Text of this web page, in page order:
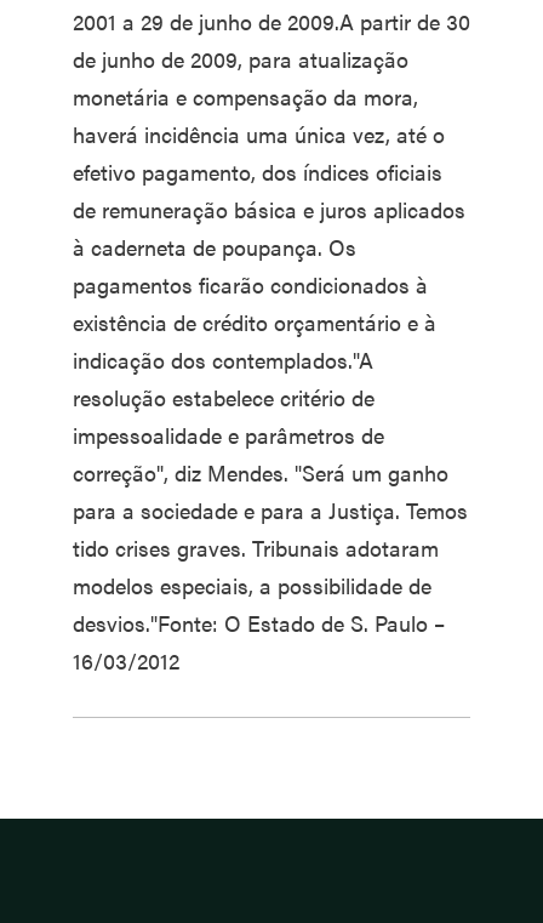
2001 a 29 de junho de 2009.A partir de 30
de junho de 2009, para atualização
monetária e compensação da mora,
haverá incidência uma única vez, até o
efetivo pagamento, dos índices oficiais
de remuneração básica e juros aplicados
à caderneta de poupança. Os
pagamentos ficarão condicionados à
existência de crédito orçamentário e à
indicação dos contemplados."A
resolução estabelece critério de
impessoalidade e parâmetros de
correção", diz Mendes. "Será um ganho
para a sociedade e para a Justiça. Temos
tido crises graves. Tribunais adotaram
modelos especiais, a possibilidade de
desvios."Fonte: O Estado de S. Paulo –
16/03/2012